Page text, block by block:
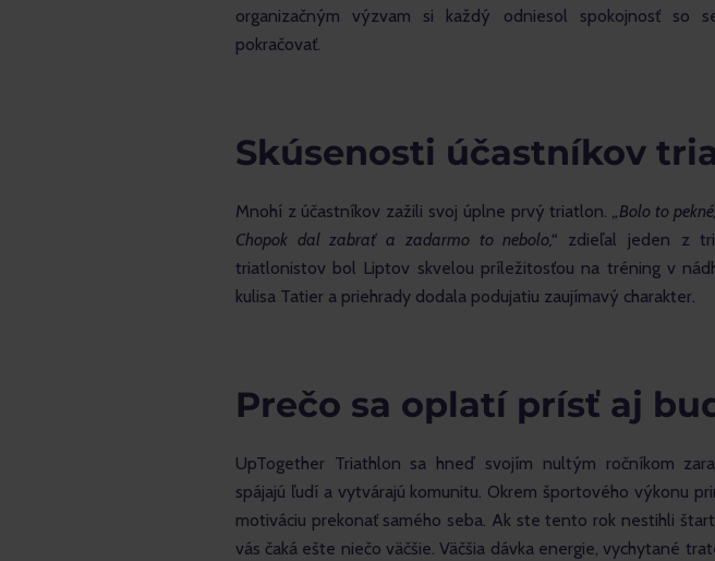
organizačným výzvam si každý odniesol spokojnosť so
pokračovať.
Skúsenosti účastníkov
Mnohí z účastníkov zažili svoj úplne prvý triatlon. „Bolo to
Chopok dal zabrať a zadarmo to nebolo,“ zdieľal jeden z
triatlonistov bol Liptov skvelou príležitosťou na tréning v
kulisa Tatier a priehrady dodala podujatiu zaujímavý charakter.
Prečo sa oplatí prísť aj
UpTogether Triathlon sa hneď svojím nultým ročníkom
spájajú ľudí a vytvárajú komunitu. Okrem športového výkonu
motiváciu prekonať samého seba. Ak ste tento rok nestihli
vás čaká ešte niečo väčšie. Väčšia dávka energie, vychytané